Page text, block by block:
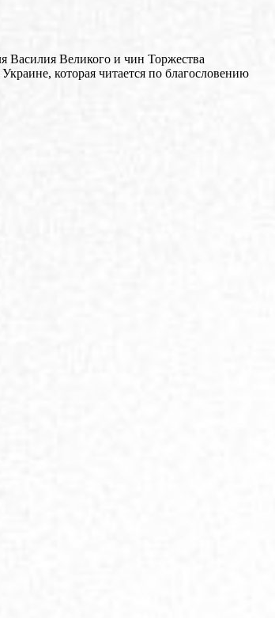
Василия Великого и чин Торжества
которая читается по благословению